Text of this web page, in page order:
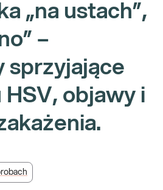
„na ustach”,
–
sprzyjające
HSV, objawy i